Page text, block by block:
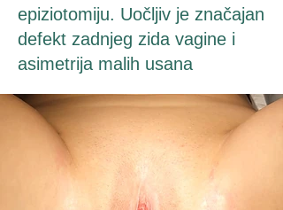
epiziotomiju. Uočljiv je značajan
defekt zadnjeg zida vagine i
asimetrija malih usana